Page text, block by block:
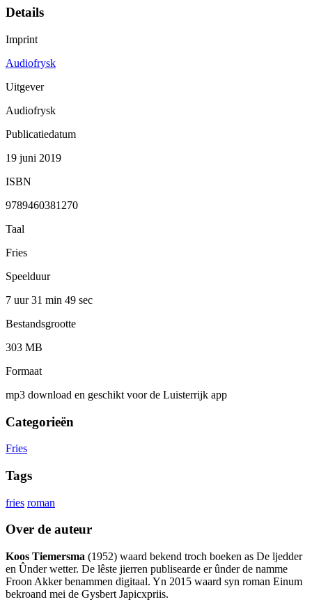
Details
Imprint
Audiofrysk
Uitgever
Audiofrysk
Publicatiedatum
19 juni 2019
ISBN
9789460381270
Taal
Fries
Speelduur
7 uur 31 min 49 sec
Bestandsgrootte
303 MB
Formaat
mp3 download en geschikt voor de Luisterrijk app
Categorieën
Fries
Tags
fries roman
Over de auteur
Koos Tiemersma (1952) waard bekend troch boeken as De ljedder
en Ûnder wetter. De lêste jierren publisearde er ûnder de namme
Froon Akker benammen digitaal. Yn 2015 waard syn roman Einum
bekroand mei de Gysbert Japicxpriis.